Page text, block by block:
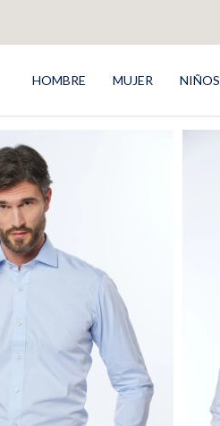
HOMBRE MUJER NIÑOS